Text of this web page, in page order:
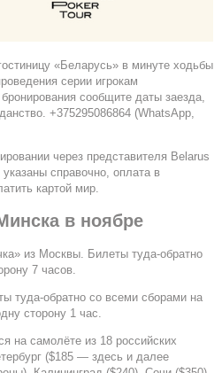
«Беларусь» в минуте ходьбы
серии игрокам
сообщите даты заезда,
+375295086864 (WhatsApp,
через представителя Belarus
справочно, оплата в
картой мир.
в ноябре
из Москвы. Билеты туда-обратно
7 часов.
туда-обратно со всеми сборами на
сторону 1 час.
на самолёте из 18 российских
($185 — здесь и далее